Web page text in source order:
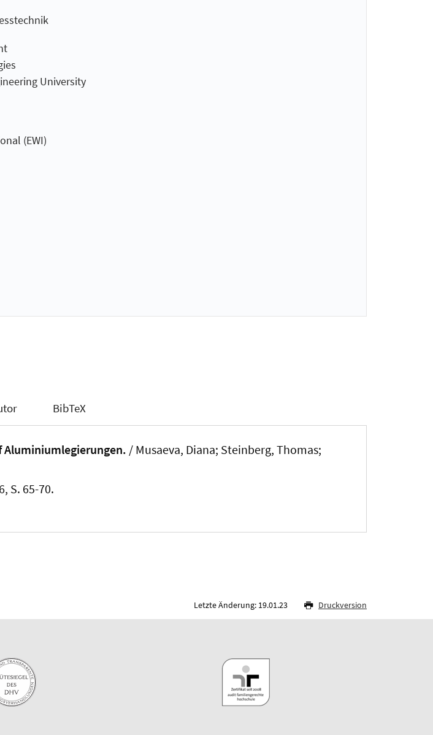
University
(EWI)
BibTeX
Aluminiumlegierungen. / Musaeva, Diana; Steinberg, Thomas;
S. 65-70.
Letzte Änderung: 19.01.23 Druckversion